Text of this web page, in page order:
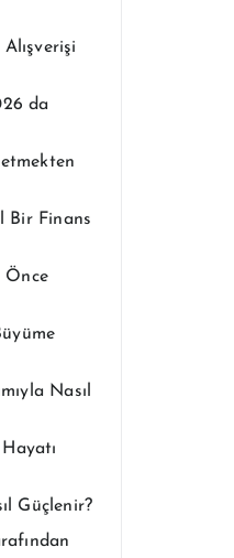
da
Bir Finans
Önce
Nasıl
Güçlenir?